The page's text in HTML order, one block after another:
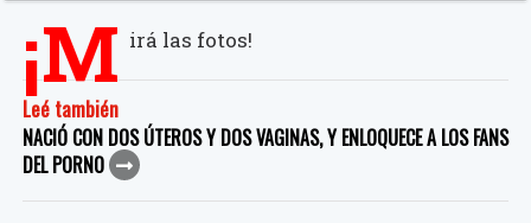
¡M irá las fotos!
Leé también
NACIÓ CON DOS ÚTEROS Y DOS VAGINAS, Y ENLOQUECE A LOS FANS
DEL PORNO